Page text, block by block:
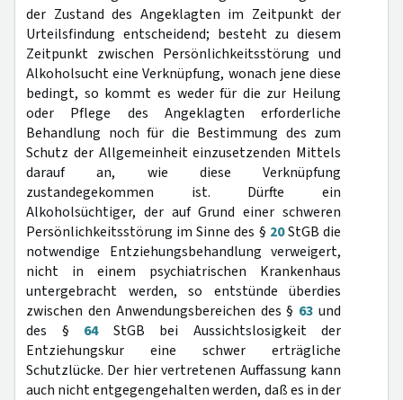
der Zustand des Angeklagten im Zeitpunkt der
Urteilsfindung entscheidend; besteht zu diesem
Zeitpunkt zwischen Persönlichkeitsstörung und
Alkoholsucht eine Verknüpfung, wonach jene diese
bedingt, so kommt es weder für die zur Heilung
oder Pflege des Angeklagten erforderliche
Behandlung noch für die Bestimmung des zum
Schutz der Allgemeinheit einzusetzenden Mittels
darauf an, wie diese Verknüpfung
zustandegekommen ist. Dürfte ein
Alkoholsüchtiger, der auf Grund einer schweren
Persönlichkeitsstörung im Sinne des § 20StGB die
notwendige Entziehungsbehandlung verweigert,
nicht in einem psychiatrischen Krankenhaus
untergebracht werden, so entstünde überdies
zwischen den Anwendungsbereichen des § 63 und
des § 64StGB bei Aussichtslosigkeit der
Entziehungskur eine schwer erträgliche
Schutzlücke. Der hier vertretenen Auffassung kann
auch nicht entgegengehalten werden, daß es in der